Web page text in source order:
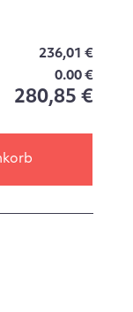
236,01 €
0.00 €
280,85 €